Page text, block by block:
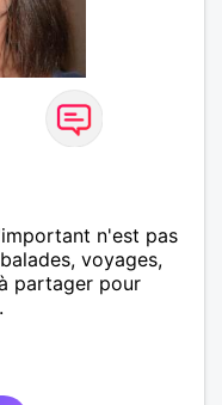
n'est pas
voyages,
partager pour